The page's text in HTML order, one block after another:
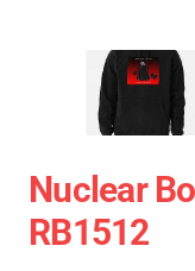
Nuclear
RB1512